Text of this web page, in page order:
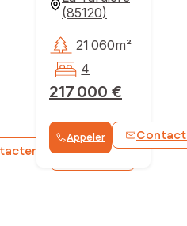
WhatsApp
(85120)
217 000 €
21 060m²
4
Appeler